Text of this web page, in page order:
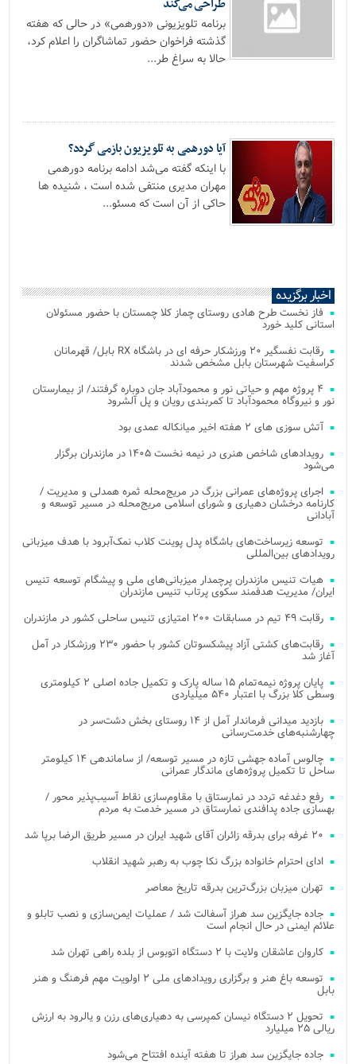
برنامه تلویزیونی «دورهمی» در حالی که هفته
گذشته فراخوان حضور تماشاگران را اعلام کرد،
حالا به سراغ طر...
آیا دورهمی به تلویزیون بازمی گردد؟
با اینکه گفته می‌شد ادامه برنامه دورهمی
مهران مدیری منتفی شده است ، شنیده‌ ها
حاکی از آن است که مسئو...
اخبار برگزیده
فاز نخست طرح هادی روستای چماز کلا چمستان با حضور مسئولان
استانی کلید خورد
رقابت نفسگیر ۲۰ ورزشکار حرفه ای در باشگاه RX بابل/ قهرمانان
کراسفیت شهرستان بابل مشخص شدند
۴ پروژه مهم و حیاتی نور و محمودآباد جان دوباره گرفتند/ از بیمارستان
نور و نیروگاه محمودآباد تا کمربندی رویان و پل آلشرود
آتش‌ سوزی‌ های ۲ هفته اخیر میانکاله عمدی بود
رویدادهای شاخص هنری در نیمه نخست ۱۴۰۵ در مازندران برگزار
می‌شود
اجرای پروژه‌های عمرانی بزرگ در مریج‌محله ثمره همدلی و مدیریت /
کارنامه درخشان دهیاری و شورای اسلامی مریج‌محله در مسیر توسعه و
آبادانی
توسعه زیرساخت‌های باشگاه پدل پوینت کلاب نمک‌آبرود با هدف میزبانی
رویدادهای بین‌المللی
هیات تنیس مازندران پرچمدار میزبانی‌های ملی و پیشگام توسعه تنیس
ایران/ مدیریت هدفمند سکوی پرتاب تنیس مازندران
رقابت ۴۹ تیم در مسابقات ۲۰۰ امتیازی تنیس ساحلی کشور در مازندران
رقابت‌های کشتی آزاد پیشکسوتان کشور با حضور ۲۳۰ ورزشکار در آمل
آغاز شد
پایان پروژه نیمه‌تمام ۱۵ ساله پارک و تکمیل جاده اصلی ۲ کیلومتری
وسطی کلا بزرگ با اعتبار ۵۴۰ میلیاردی
بازدید میدانی فرماندار آمل از ۱۴ روستای بخش دشت‌سر در
چهارشنبه‌های خدمت‌رسانی
چالوس آماده جهشی تازه در مسیر توسعه/ از ساماندهی ۱۴ کیلومتر
ساحل تا تکمیل پروژه‌های ماندگار عمرانی
رفع دغدغه تردد در نمارستاق با مقاوم‌سازی نقاط آسیب‌پذیر محور /
بهسازی جاده پدافندی نمارستاق در مسیر خدمت به مردم
۲۰ غرفه برای بدرقه زائران آقای شهید ایران در مسیر طریق الرضا برپا شد
ادای احترام خانواده بزرگ نکا چوب به رهبر شهید انقلاب
تهران میزبان بزرگ‌ترین بدرقه تاریخ معاصر
جاده جایگزین سد هراز آسفالت شد / عملیات ایمن‌سازی و نصب تابلو و
علائم ایمنی در حال انجام است
کاروان عاشقان ولایت با ۲ دستگاه اتوبوس از بلده راهی تهران شد
توسعه باغ هنر و برگزاری رویدادهای ملی ۲ اولویت مهم فرهنگ و هنر
بابل
تحویل ۲ دستگاه نیسان کمپرسی به دهیاری‌های رزن و یالرود به ارزش
ریالی ۲۵ میلیارد
جاده جایگزین سد هراز تا هفته آینده افتتاح می‌شود